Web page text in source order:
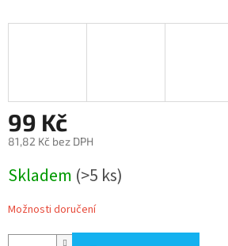
99 Kč
81,82 Kč bez DPH
cena:
Skladem (>5 ks)
Možnosti doručení